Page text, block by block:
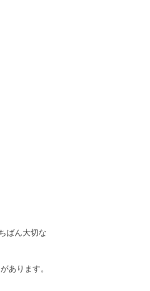
ばん大切な
あります。